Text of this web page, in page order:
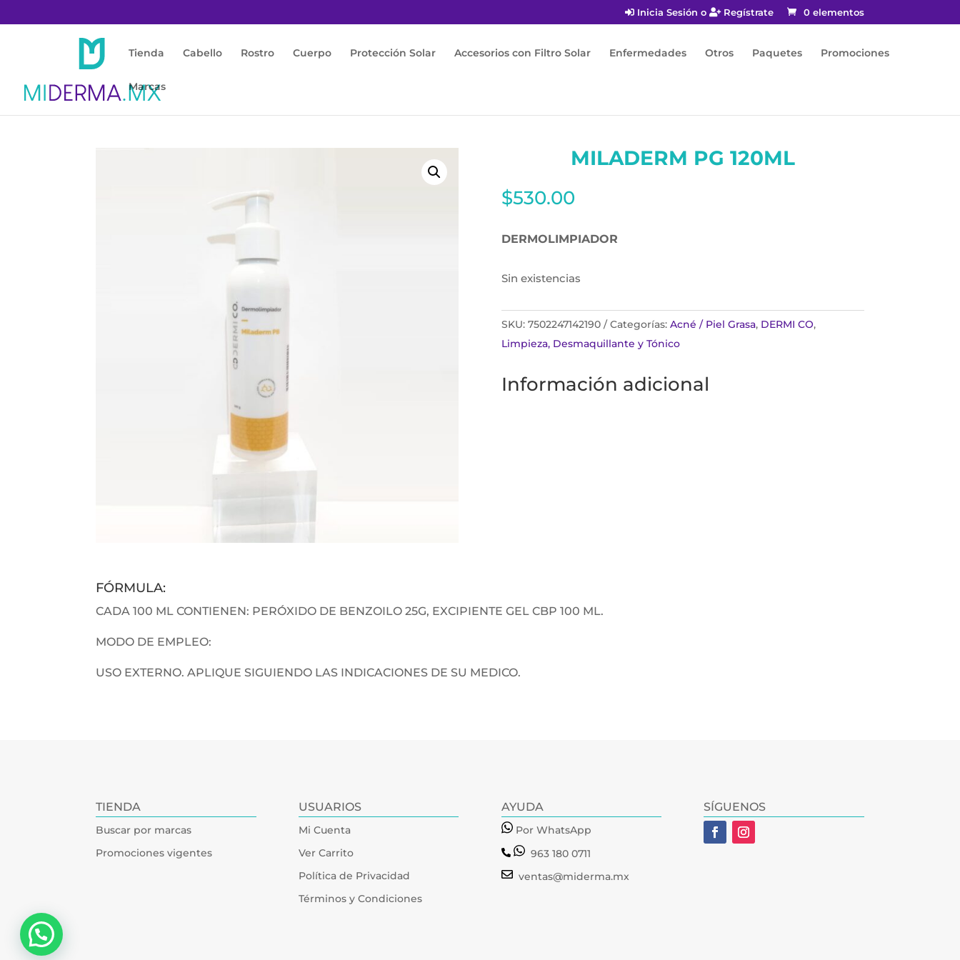
Inicia Sesión o Regístrate 0 elementos
Tienda Cabello Rostro Cuerpo Protección Solar Accesorios con Filtro Solar Enfermedades Otros Paquetes Promociones
Marcas
MILADERM PG 120ML
$530.00
DERMOLIMPIADOR
Sin existencias
SKU: 7502247142190 Categorías: Acné / Piel Grasa, DERMI CO,
Limpieza, Desmaquillante y Tónico
Información adicional
FÓRMULA:
CADA 100 ML CONTIENEN: PERÓXIDO DE BENZOILO 25G, EXCIPIENTE GEL CBP 100 ML.
MODO DE EMPLEO:
USO EXTERNO. APLIQUE SIGUIENDO LAS INDICACIONES DE SU MEDICO.
TIENDA
Buscar por marcas
Promociones vigentes
USUARIOS
Mi Cuenta
Ver Carrito
Política de Privacidad
Términos y Condiciones
AYUDA
Por WhatsApp
963 180 0711
ventas@miderma.mx
SÍGUENOS